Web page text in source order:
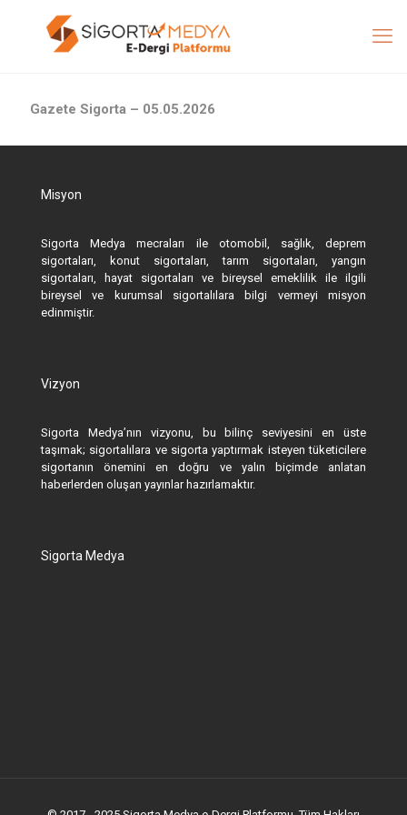
Gazete Sigorta – 05.05.2026
Misyon
Sigorta Medya mecraları ile otomobil, sağlık, deprem
sigortaları, konut sigortaları, tarım sigortaları, yangın
sigortaları, hayat sigortaları ve bireysel emeklilik ile ilgili
bireysel ve kurumsal sigortalılara bilgi vermeyi misyon
edinmiştir.
Vizyon
Sigorta Medya’nın vizyonu, bu bilinç seviyesini en üste
taşımak; sigortalılara ve sigorta yaptırmak isteyen tüketicilere
sigortanın önemini en doğru ve yalın biçimde anlatan
haberlerden oluşan yayınlar hazırlamaktır.
Sigorta Medya